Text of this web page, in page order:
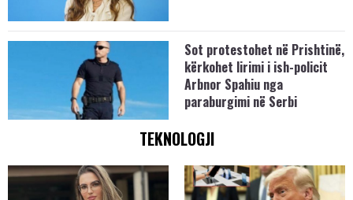
Sot protestohet në Prishtinë,
kërkohet lirimi i ish-policit
Arbnor Spahiu nga
paraburgimi në Serbi
TEKNOLOGJI